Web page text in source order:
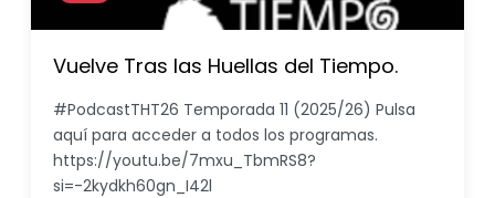
Vuelve Tras las Huellas del Tiempo.
#PodcastTHT26 Temporada 11 (2025/26) Pulsa
aquí para acceder a todos los programas.
https://youtu.be/7mxu_TbmRS8?
si=-2kydkh60gn_I42l